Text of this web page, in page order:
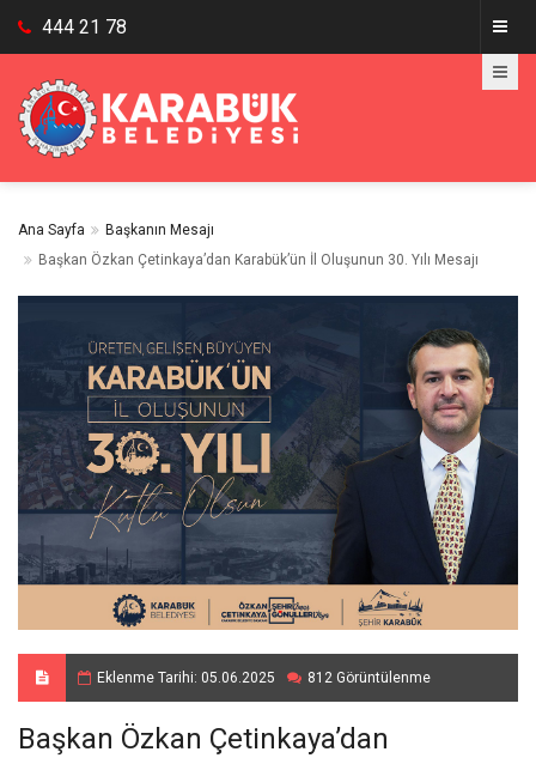
444 21 78
Ana Sayfa
Başkanın Mesajı
Başkan Özkan Çetinkaya’dan Karabük’ün İl Oluşunun 30. Yılı Mesajı
Eklenme Tarihi: 05.06.2025 812 Görüntülenme
Başkan Özkan Çetinkaya’dan